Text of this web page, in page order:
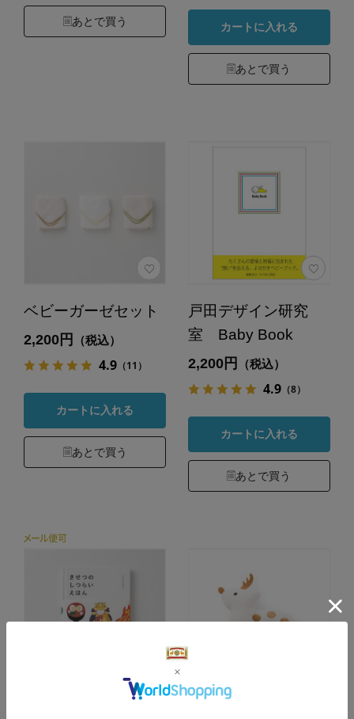
あとで買う カートに入れる
あとで買う
ベビーガーゼセット
2,200円 （税込）
4.9（11）
カートに入れる
あとで買う
戸田デザイン研究
室 Baby Book
2,200円 （税込）
4.9（8）
カートに入れる
あとで買う